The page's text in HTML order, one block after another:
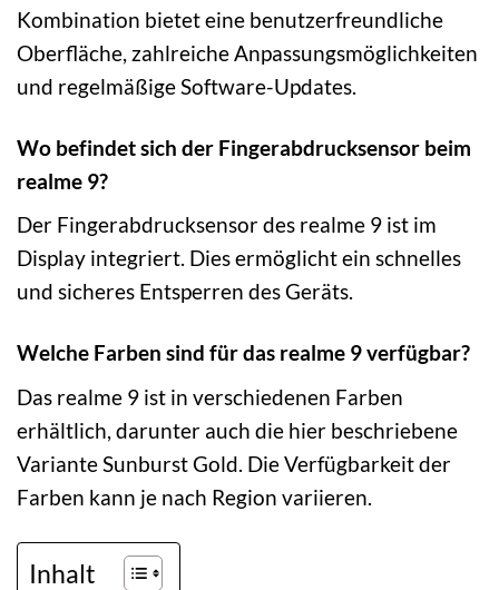
Kombination bietet eine benutzerfreundliche
Oberfläche, zahlreiche Anpassungsmöglichkeiten
und regelmäßige Software-Updates.
Wo befindet sich der Fingerabdrucksensor beim
realme 9?
Der Fingerabdrucksensor des realme 9 ist im
Display integriert. Dies ermöglicht ein schnelles
und sicheres Entsperren des Geräts.
Welche Farben sind für das realme 9 verfügbar?
Das realme 9 ist in verschiedenen Farben
erhältlich, darunter auch die hier beschriebene
Variante Sunburst Gold. Die Verfügbarkeit der
Farben kann je nach Region variieren.
Inhalt